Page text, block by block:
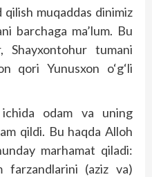
muqaddas dinimiz
barchaga ma’lum. Bu
Shayxontohur tumani
qori Yunusxon o‘g‘li
odam va uning
qildi. Bu haqda Alloh
marhamat qiladi:
farzandlarini (aziz va)